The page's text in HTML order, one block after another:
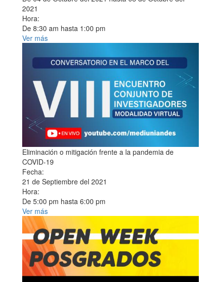
2021
Hora:
De 8:30 am hasta 1:00 pm
Ver más
Eliminación o mitigación frente a la pandemia de
COVID-19
Fecha:
21 de Septiembre del 2021
Hora:
De 5:00 pm hasta 6:00 pm
Ver más